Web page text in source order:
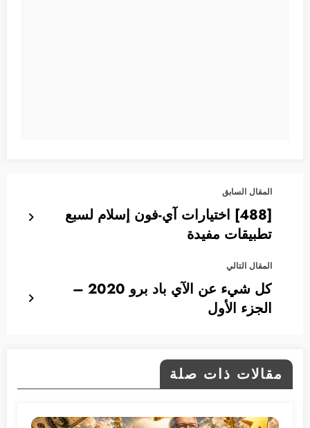
المقال السابق
[488] اختيارات آي-فون إسلام لسبع
تطبيقات مفيدة
المقال التالي
كل شيء عن الآي باد برو 2020 –
الجزء الأول
مقالات ذات صلة